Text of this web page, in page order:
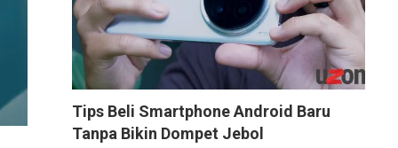
Tips Beli Smartphone Android Baru
Tanpa Bikin Dompet Jebol